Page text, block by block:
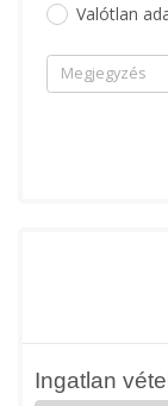
Valótlan